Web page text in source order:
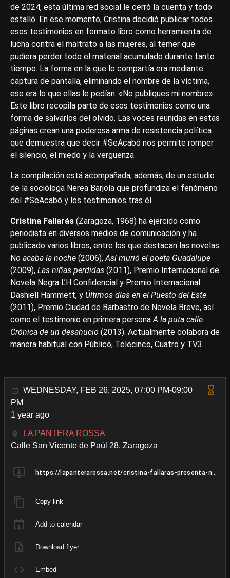
de 2024, esta última red social le cerró la cuenta y todo
estalló. En ese momento, Cristina decidió publicar todos
esos testimonios en formato libro como herramienta de
lucha contra el maltrato a las mujeres, al temer que
pudiera perder todo el material acumulado durante tanto
tiempo. La forma en la que lo compartía era mediante
captura de pantalla, eliminando el nombre de la víctima,
eso era lo que ellas le pedían: «No publiques mi nombre».
Este libro recopila parte de esos testimonios como una
forma de salvarlos del olvido. Las voces reunidas en estas
páginas crean una poderosa arma de resistencia política
que demuestra que decir #SeAcabó nos permite romper
el silencio, el miedo y la vergüenza.
La compilación está acompañada, además, de un estudio
de la socióloga Nerea Barjola que profundiza el fenómeno
del #SeAcabó y los testimonios tras él.
Cristina Fallarás (Zaragoza, 1968) ha ejercido como
periodista en diversos medios de comunicación y ha
publicado varios libros, entre los que destacan las novelas
No acaba la noche (2006),Así murió el poeta Guadalupe
(2009), Las niñas perdidas (2011), Premio Internacional de
Novela Negra L’H Confidencial y Premio Internacional
Dashiell Hammett, y Últimos días en el Puesto del Este
(2011), Premio Ciudad de Barbastro de Novela Breve, así
como el testimonio en primera personaA la puta calle.
Crónica de un desahucio (2013). Actualmente colabora de
manera habitual con Público, Telecinco, Cuatro y TV3
WEDNESDAY, FEB 26, 2025, 07:00 PM-09:00
PM
1 year ago
LA PANTERA ROSSA
Calle San Vicente de Paúl 28, Zaragoza
https://lapanterarossa.net/cristina-fallaras-presenta-no-publiques-mi-nombre-testimonios-contra-la-violencia-sexual
Copy link
Add to calendar
Download flyer
Embed